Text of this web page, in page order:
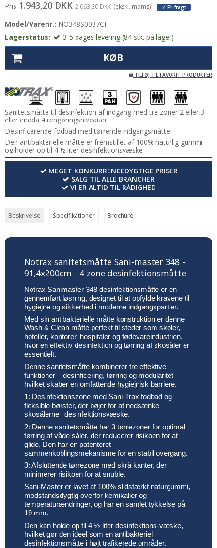
Pris 1.943,20 DKK 2.063,20 DKK (ekskl. moms) ✓ Fri fragt
Model/Varenr.: NO348S0037CH
Lagerstatus:
3-5 dages levering (84 stk. på lager)
KØB
TILFØJ TIL FAVORIT PRODUKTER
Sanitetsmåtte til desinfektion af indgang med tre zoner 2 eller 3
eller endda 4 rengøringsniveauer
Desinficerende fodbad med tørrende indgangsmåtte
Den antibakterielle måtte er fremstillet af 100% naturlig gummi
og holder op til 4 ½ liter desinfektionsvæske
MEGET KONKURRENCEDYGTIGE PRISER
SALG TIL ALLE BRANCHER
VI ER ALTID TIL RÅDIGHED
Beskrivelse Specifikationer Brochure
Notrax sanitetsmåtte Sani-master 348 -
91,4x200cm - 4 zone desinfektionsmåtte
Notrax Sanimaster 348 desinfektionsmåtte er en
gennemført løsning, designet til at opfylde kravene til
hygiejne og sikkerhed i moderne indgangspartier.
Med sin antibakterielle måtte konstruktion er denne
Wash & Clean måtte perfekt til steder som skoler,
hoteller, kontorer, hospitaler og fødevareindustrien,
hvor en effektiv desinfektion og tørring af skosåler er
essentielt.
Denne sanitetsmåtte kombinerer tre effektive
funktioner – desinficering, tørring og modularitet –
hvilket skaber en omfattende hygiejnisk barriere.
1: Desinfektionszone med Sani-Trax fodbad og
fleksible børster, der bøjer for at nedsænke
skosålerne i desinfektionsvæske.
2: Denne sanitetsmåtte har 3 tørrezoner for optimal
tørring af våde såler, der reducerer risikoen for at
glide. Den har en patenteret
sammenkoblingsmekanisme for en stabil overgang.
3: Afsluttende tørrezone med skrå kanter, der
minimerer risikoen for at snuble.
Sani-Master er lavet af 100% slidstærkt naturgummi,
modstandsdygtig overfor kemikalier og
temperaturændringer, og har en samlet tykkelse på
19 mm.
Den kan holde op til 4 ½ liter desinfektions-væske,
hvilket gør den ideel som en antibakteriel
desinfektionsmåtte i højt trafikerede områder.